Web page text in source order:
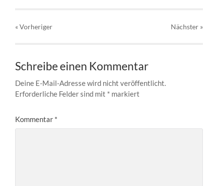
« Vorheriger Nächster »
Schreibe einen Kommentar
Deine E-Mail-Adresse wird nicht veröffentlicht.
Erforderliche Felder sind mit * markiert
Kommentar *